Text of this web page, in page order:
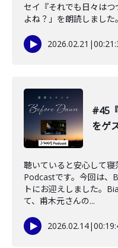
セイ『それでも日々は
よね？」を朗読しました
2026.02.21 |
#45
をゲ
聴いていると安心して
Podcastです。今回は、
トにお迎えしました。
て、甫木元さんの...
2026.02.14|